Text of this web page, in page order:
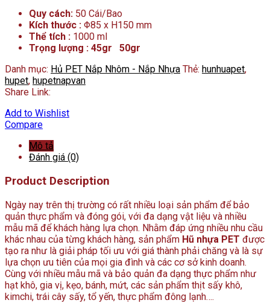
Quy cách: 50 Cái/Bao
Kích thước : Φ85 x H150 mm
Thể tích : 1000 ml
Trọng lượng : 45gr 50gr
Danh mục: Hủ PET Nắp Nhôm - Nắp Nhựa Thẻ: hunhuapet,
hupet, hupetnapvan
Share Link:
Add to Wishlist
Compare
Mô tả
Đánh giá (0)
Product Description
Ngày nay trên thị trường có rất nhiều loại sản phẩm để bảo
quản thực phẩm và đóng gói, với đa dạng vật liệu và nhiều
mẫu mã để khách hàng lựa chọn. Nhằm đáp ứng nhiều nhu cầu
khác nhau của từng khách hàng, sản phẩm Hũ nhựa PET được
tạo ra như là giải pháp tối ưu với giá thành phải chăng và là sự
lựa chọn ưu tiên của mọi gia đình và các cơ sở kinh doanh.
Cùng với nhiều mẫu mã và bảo quản đa dạng thực phẩm như
hạt khô, gia vị, kẹo, bánh, mứt, các sản phẩm thịt sấy khô,
kimchi, trái cây sấy, tổ yến, thực phẩm đông lạnh….